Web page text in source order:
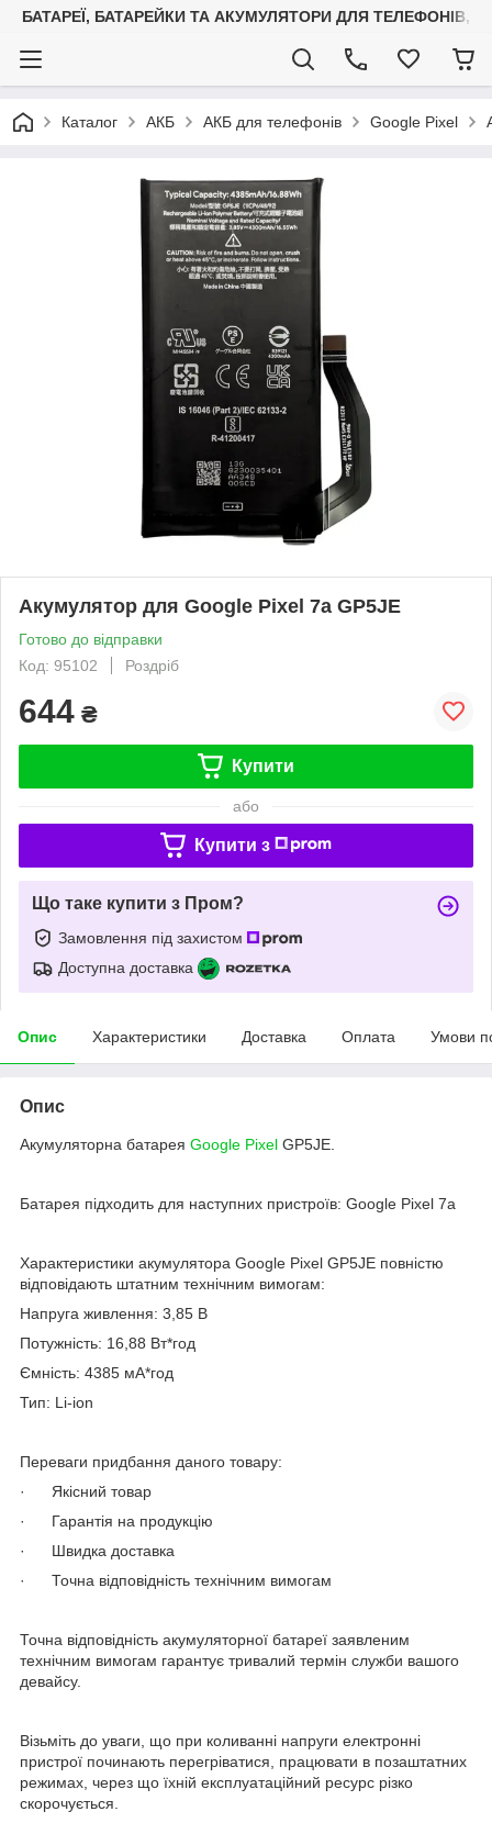
БАТАРЕЇ, БАТАРЕЙКИ ТА АКУМУЛЯТОРИ ДЛЯ ТЕЛЕФОНІВ,
Каталог АКБ АКБ для телефонів Google Pixel
Акумулятор для Google Pixel 7a GP5JE
Готово до відправки
Код: 95102
Роздріб
644 ₴
Купити
або
Купити з
Що таке купити з Пром?
Замовлення під захистом
Доступна доставка
Опис Характеристики Доставка Оплата Умови
Опис
Акумуляторна батарея Google Pixel GP5JE.
Батарея підходить для наступних пристроїв: Google Pixel 7a
Характеристики акумулятора Google Pixel GP5JE повністю
відповідають штатним технічним вимогам:
Напруга живлення: 3,85 В
Потужність: 16,88 Вт*год
Ємність: 4385 мА*год
Тип: Li-ion
Переваги придбання даного товару:
· Якісний товар
· Гарантія на продукцію
· Швидка доставка
· Точна відповідність технічним вимогам
Точна відповідність акумуляторної батареї заявленим
технічним вимогам гарантує тривалий термін служби вашого
девайсу.
Візьміть до уваги, що при коливанні напруги електронні
пристрої починають перегріватися, працювати в позаштатних
режимах, через що їхній експлуатаційний ресурс різко
скорочується.